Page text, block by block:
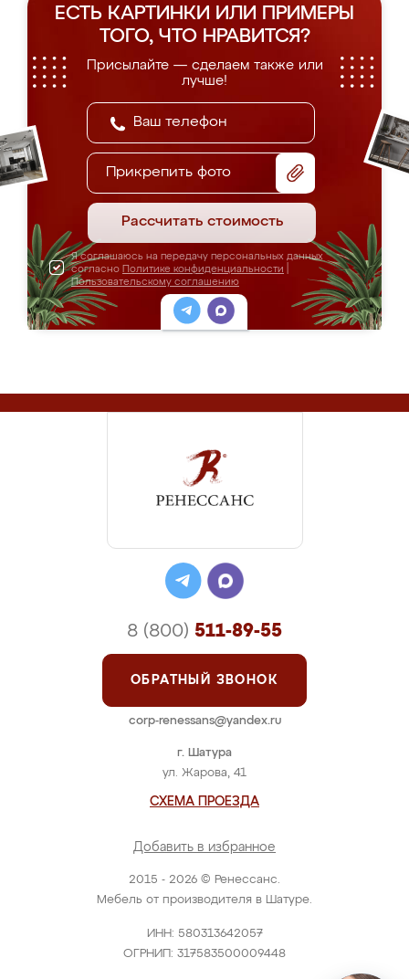
ЕСТЬ КАРТИНКИ ИЛИ ПРИМЕРЫ
ТОГО, ЧТО НРАВИТСЯ?
Присылайте — сделаем также или
лучше!
Прикрепить фото
Рассчитать стоимость
Я соглашаюсь на передачу персональных данных
согласно Политике конфиденциальности
Пользовательскому соглашению
2015 - 2026 © Ренессанс.
Мебель от производителя в Шатуре.
ИНН: 580313642057
ОГРНИП: 317583500009448
г. Шатура
ул. Жарова, 41
СХЕМА ПРОЕЗДА
Добавить в избранное
8 (800) 511-89-55
ОБРАТНЫЙ ЗВОНОК
corp-renessans@yandex.ru